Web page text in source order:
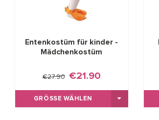
Entenkostüm für kinder -
Mädchenkostüm
€27.90 €21.90
GRÖSSE WÄHLEN